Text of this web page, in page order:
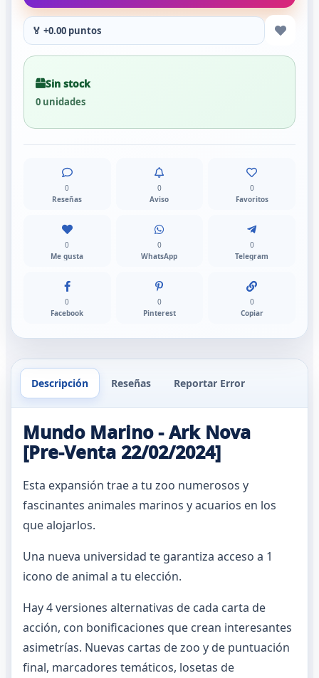
🏅 +0.00 puntos
Sin stock
0 unidades
0
Reseñas
0
Aviso
0
Favoritos
0
Me gusta
0
WhatsApp
0
Telegram
0
Facebook
0
Pinterest
0
Copiar
Descripción Reseñas Reportar Error
Mundo Marino - Ark Nova
[Pre-Venta 22/02/2024]
Esta expansión trae a tu zoo numerosos y
fascinantes animales marinos y acuarios en los
que alojarlos.
Una nueva universidad te garantiza acceso a 1
icono de animal a tu elección.
Hay 4 versiones alternativas de cada carta de
acción, con bonificaciones que crean interesantes
asimetrías. Nuevas cartas de zoo y de puntuación
final, marcadores temáticos, losetas de